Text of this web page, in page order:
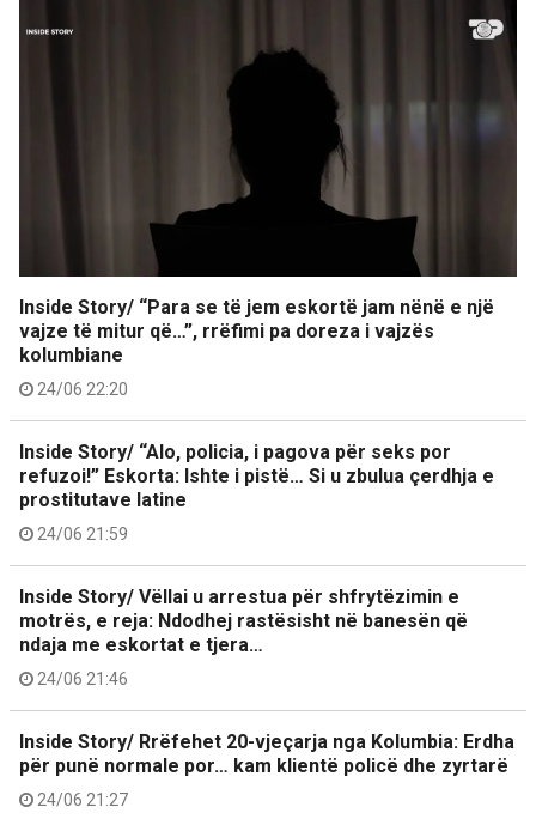
Inside Story/ “Para se të jem eskortë jam nënë e një
vajze të mitur që…”, rrëfimi pa doreza i vajzës
kolumbiane
24/06 22:20
Inside Story/ “Alo, policia, i pagova për seks por
refuzoi!” Eskorta: Ishte i pistë… Si u zbulua çerdhja e
prostitutave latine
24/06 21:59
Inside Story/ Vëllai u arrestua për shfrytëzimin e
motrës, e reja: Ndodhej rastësisht në banesën që
ndaja me eskortat e tjera…
24/06 21:46
Inside Story/ Rrëfehet 20-vjeçarja nga Kolumbia: Erdha
për punë normale por… kam klientë policë dhe zyrtarë
24/06 21:27